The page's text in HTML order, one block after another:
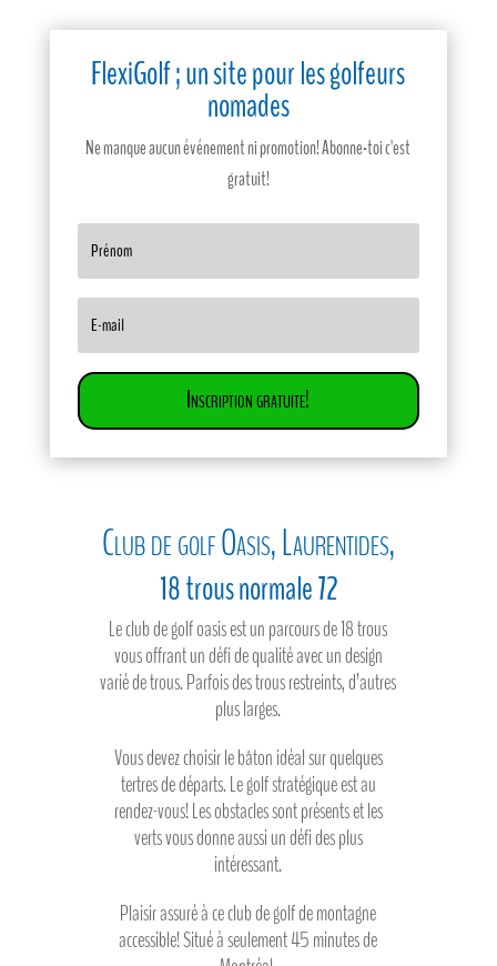
FlexiGolf ; un site pour les golfeurs
nomades
Ne manque aucun événement ni promotion! Abonne-toi c'est
gratuit!
Inscription gratuite!
Club de golf Oasis, Laurentides,
18 trous normale 72
Le club de golf oasis est un parcours de 18 trous
vous offrant un défi de qualité avec un design
varié de trous. Parfois des trous restreints, d’autres
plus larges.
Vous devez choisir le bâton idéal sur quelques
tertres de départs. Le golf stratégique est au
rendez-vous! Les obstacles sont présents et les
verts vous donne aussi un défi des plus
intéressant.
Plaisir assuré à ce club de golf de montagne
accessible! Situé à seulement 45 minutes de